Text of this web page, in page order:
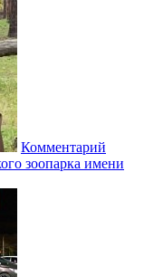
Комментарий
зоопарка имени